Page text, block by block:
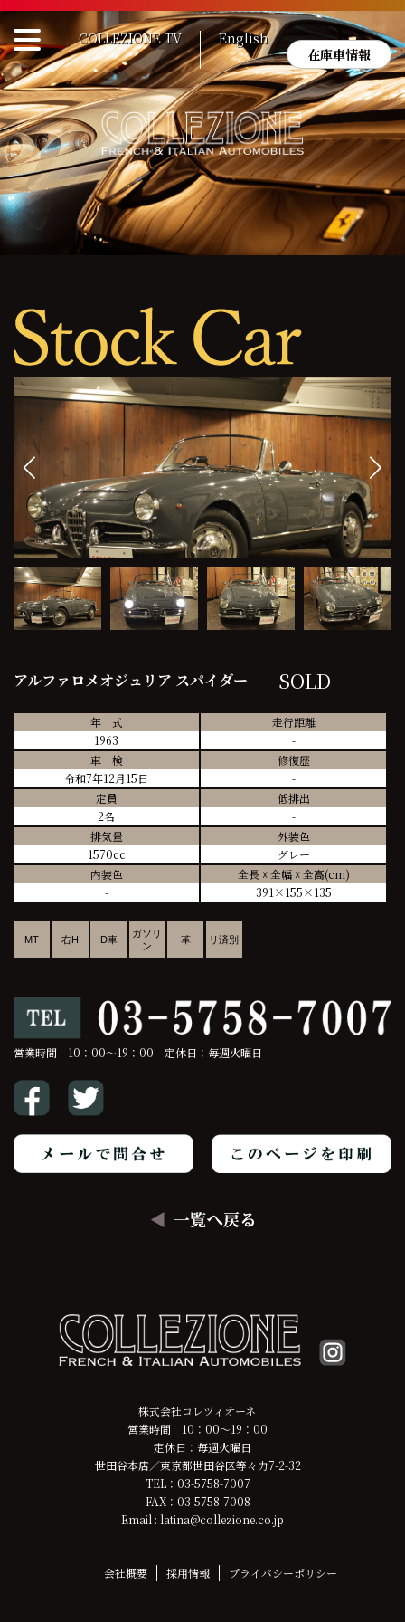
Skip
to
content
COLLEZIONE TV
English
在庫車情報
アルファロメオジュリア スパイダー SOLD
年 式
1963
走行距離
-
車 検
令和7年12月15日
修復歴
-
定員
2名
低排出
-
排気量
1570cc
外装色
グレー
内装色
-
全長 ☓ 全幅 ☓ 全高(cm)
391×155×135
MT 右H D車
ガソリ
ン
革 リ済別
営業時間 10：00～19：00 定休日：毎週火曜日
株式会社コレツィオーネ
営業時間 10：00～19：00
定休日：毎週火曜日
世田谷本店／東京都世田谷区等々力7-2-32
TEL：03-5758-7007
FAX：03-5758-7008
Email : latina@collezione.co.jp
会社概要 採用情報 プライバシーポリシー